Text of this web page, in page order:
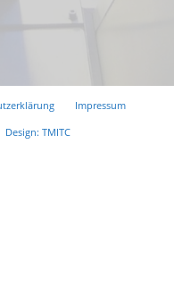
Impressum
Design: TMITC